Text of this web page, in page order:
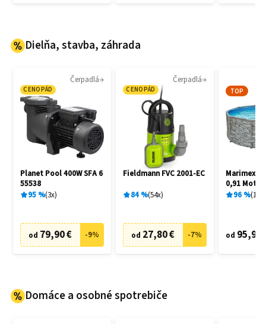
Dielňa, stavba, záhrada
Čerpadlá
CENOPÁD
Planet Pool 400W SFA 6
55538
95% 3x
od 79,90 € -9%
Čerpadlá
CENOPÁD
Fieldmann FVC 2001-EC
84% 54x
od 27,80 € -7%
TOP
Marimex
0,91 Motív
10340245
96% 15
od 95,90
Domáce a osobné spotrebiče